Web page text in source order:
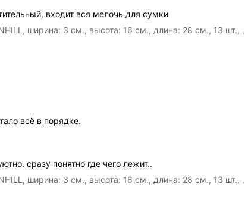
входит вся мелочь для сумки
ширина: 3 см., высота: 16 см., длина: 28 см., 13 шт., ,
всё в порядке.
сразу понятно где чего лежит..
ширина: 3 см., высота: 16 см., длина: 28 см., 13 шт., ,